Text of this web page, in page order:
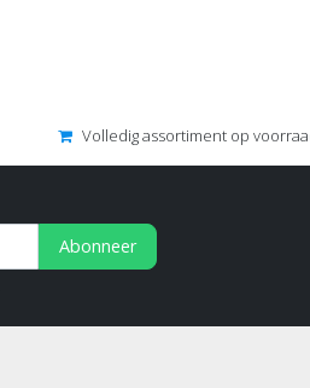
Volledig assortiment op
Abonneer